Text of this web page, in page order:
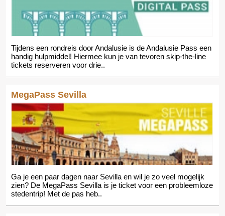
Tijdens een rondreis door Andalusie is de Andalusie Pass een
handig hulpmiddel! Hiermee kun je van tevoren skip-the-line
tickets reserveren voor drie..
MegaPass Sevilla
Ga je een paar dagen naar Sevilla en wil je zo veel mogelijk
zien? De MegaPass Sevilla is je ticket voor een probleemloze
stedentrip! Met de pas heb..